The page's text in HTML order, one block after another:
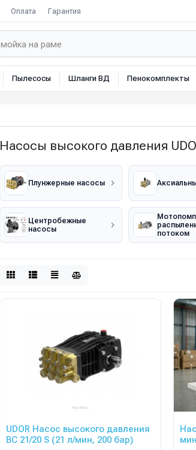
Оплата Гарантия
Пылесосы Шланги ВД Пенокомплекты
Насосы высокого давления
Плунжерные насосы
Центробежные
насосы
потоком
UDOR Насос высокого давления
BC 21/20 S (21 л/мин, 200 бар)